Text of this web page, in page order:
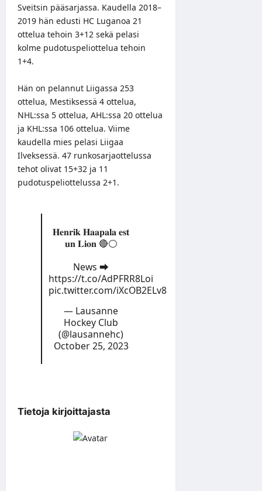
Sveitsin pääsarjassa. Kaudella 2018–
2019 hän edusti HC Luganoa 21
ottelua tehoin 3+12 sekä pelasi
kolme pudotuspeliottelua tehoin
1+4.
Hän on pelannut Liigassa 253
ottelua, Mestiksessä 4 ottelua,
NHL:ssa 5 ottelua, AHL:ssa 20 ottelua
ja KHL:ssa 106 ottelua. Viime
kaudella mies pelasi Liigaa
Ilveksessä. 47 runkosarjaottelussa
tehot olivat 15+32 ja 11
pudotuspeliottelussa 2+1.
𝐇𝐞𝐧𝐫𝐢𝐤 𝐇𝐚𝐚𝐩𝐚𝐥𝐚 𝐞𝐬𝐭
𝐮𝐧 𝐋𝐢𝐨𝐧 🔴⚪️
News ➡️
https://t.co/AdPFRR8Loi
pic.twitter.com/iXcOB2ELv8
— Lausanne
Hockey Club
(@lausannehc)
October 25, 2023
Tietoja kirjoittajasta